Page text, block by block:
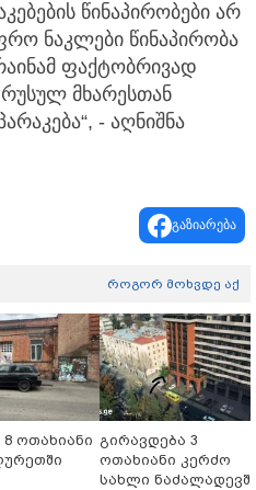
წინაპირობები არ
ნაკლები წინაპირობა
ფაქტობრივად
მხარესთან
- აღნიშნა
გაზიარება
როგორ მოხვდე აქ
8 ოთახიანი გირავდება 3
ოთახიანი კერძო
სახლი